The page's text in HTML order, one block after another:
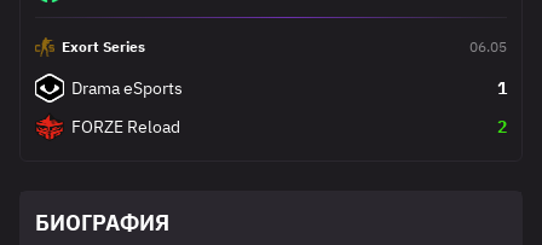
Exort Series 06.05
Drama eSports
1
FORZE Reload
2
БИОГРАФИЯ